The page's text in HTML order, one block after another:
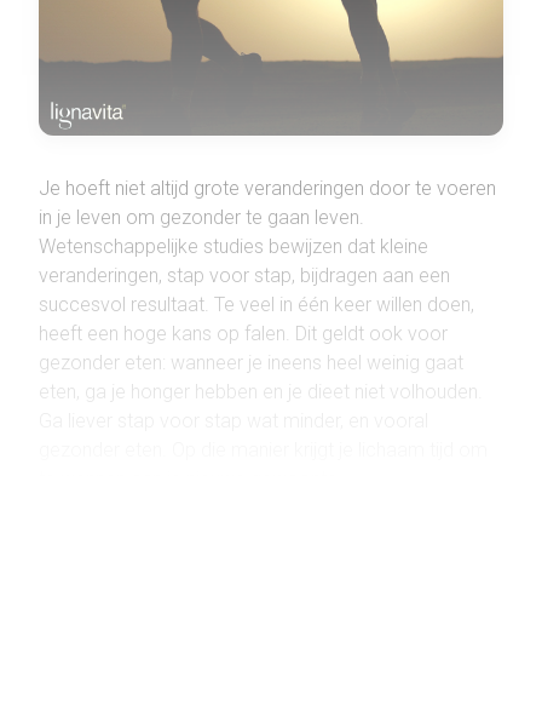
Je hoeft niet altijd grote veranderingen door te voeren
in je leven om gezonder te gaan leven.
Wetenschappelijke studies bewijzen dat kleine
veranderingen, stap voor stap, bijdragen aan een
succesvol resultaat. Te veel in één keer willen doen,
heeft een hoge kans op falen. Dit geldt ook voor
gezonder eten: wanneer je ineens heel weinig gaat
eten, ga je honger hebben en je dieet niet volhouden.